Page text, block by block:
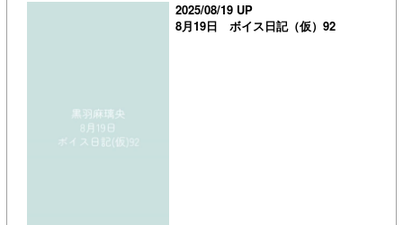
2025/08/19 UP
8月19日 ボイス日記（仮）92